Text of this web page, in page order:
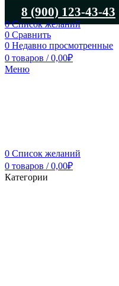
8 (900) 123-43-43
0Список желаний
0 Сравнить
0 Недавно просмотренные
0 товаров / 0,00₽
Меню
0 Список желаний
0 товаров / 0,00₽
Категории